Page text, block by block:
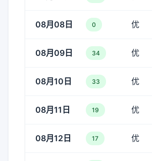
08月08日 0 优
08月09日 34 优
08月10日 33 优
08月11日 19 优
08月12日 17 优